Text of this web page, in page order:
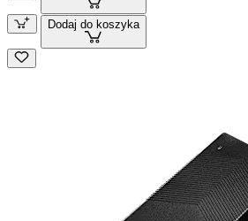
Dodaj do koszyka